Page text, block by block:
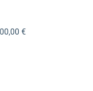
€